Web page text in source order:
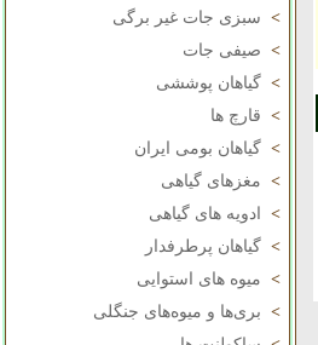
> سبزی جات غیر برگی
> صیفی جات
> گیاهان پوششی
> قارچ ها
> گیاهان بومی ایران
> مغزهای گیاهی
>
ادویه های گیاهی
> گیاهان پرطرفدار
> میوه های استوایی
> بری‌ها و میوه‌های جنگلی